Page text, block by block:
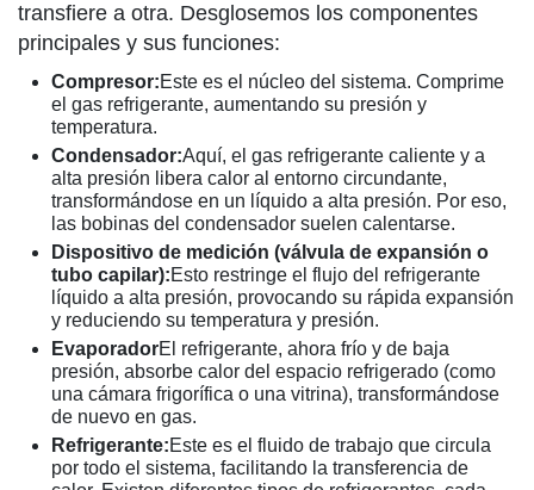
transfiere a otra. Desglosemos los componentes
principales y sus funciones:
Compresor:Este es el núcleo del sistema. Comprime
el gas refrigerante, aumentando su presión y
temperatura.
Condensador:Aquí, el gas refrigerante caliente y a
alta presión libera calor al entorno circundante,
transformándose en un líquido a alta presión. Por eso,
las bobinas del condensador suelen calentarse.
Dispositivo de medición (válvula de expansión o
tubo capilar):Esto restringe el flujo del refrigerante
líquido a alta presión, provocando su rápida expansión
y reduciendo su temperatura y presión.
EvaporadorEl refrigerante, ahora frío y de baja
presión, absorbe calor del espacio refrigerado (como
una cámara frigorífica o una vitrina), transformándose
de nuevo en gas.
Refrigerante:Este es el fluido de trabajo que circula
por todo el sistema, facilitando la transferencia de